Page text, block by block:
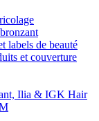
labels de beauté
et couverture
Ilia & IGK Hair